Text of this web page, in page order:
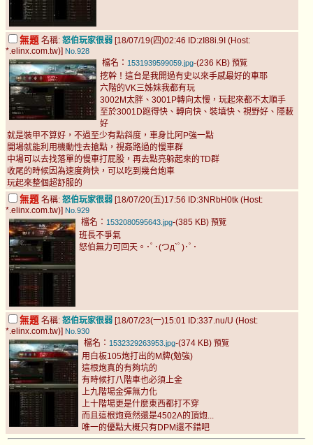
無題 名稱: 怒伯玩家很弱 [18/07/19(四)02:46 ID:zI88i.9I (Host:
*.elinx.com.tw)] No.928
檔名： 1531939599059.jpg-(236 KB) 預覽
挖幹！這台是我開過有史以來手感最好的車耶
六階的VK三姊妹我都有玩
3002M太胖、3001P轉向太慢，玩起來都不太順手
至於3001D跑得快、轉向快、裝填快、視野好、隱蔽
好
就是裝甲不算好，不過至少有點斜度，車身比阿P強一點
開場就能利用機動性去搶點，視姦路過的慢車群
中場可以去找落單的慢車打屁股，再去點亮躲起來的TD群
收尾的時候因為速度夠快，可以吃到幾台炮車
玩起來整個超舒服的
無題 名稱: 怒伯玩家很弱 [18/07/20(五)17:56 ID:3NRbH0tk (Host:
*.elinx.com.tw)] No.929
檔名： 1532080595643.jpg-(385 KB) 預覽
班長不爭氣
怒伯無力可回天。･ﾟ･(つд`ﾟ)･ﾟ･
無題 名稱: 怒伯玩家很弱 [18/07/23(一)15:01 ID:337.nu/U (Host:
*.elinx.com.tw)] No.930
檔名： 1532329263953.jpg-(374 KB) 預覽
用白板105炮打出的M牌(勉強)
這根炮真的有夠坑的
有時候打八階車也必須上金
上九階場金彈無力化
上十階場更是什麼東西都打不穿
而且這根炮竟然還是4502A的頂炮...
唯一的優點大概只有DPM還不錯吧